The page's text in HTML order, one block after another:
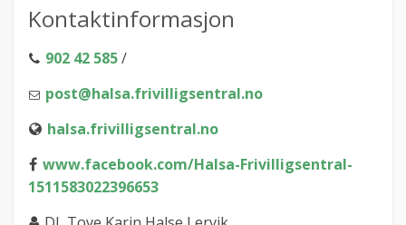
Kontaktinformasjon
902 42 585/
post@halsa.frivilligsentral.no
halsa.frivilligsentral.no
www.facebook.com/Halsa-Frivilligsentral-
1511583022396653